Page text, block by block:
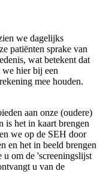
we dagelijks
patiënten sprake van
wat betekent dat
hier bij een
mee houden.
aan onze (oudere)
is het in kaart brengen
we op de SEH door
en het in beeld brengen
om de 'screeningslijst
u van de